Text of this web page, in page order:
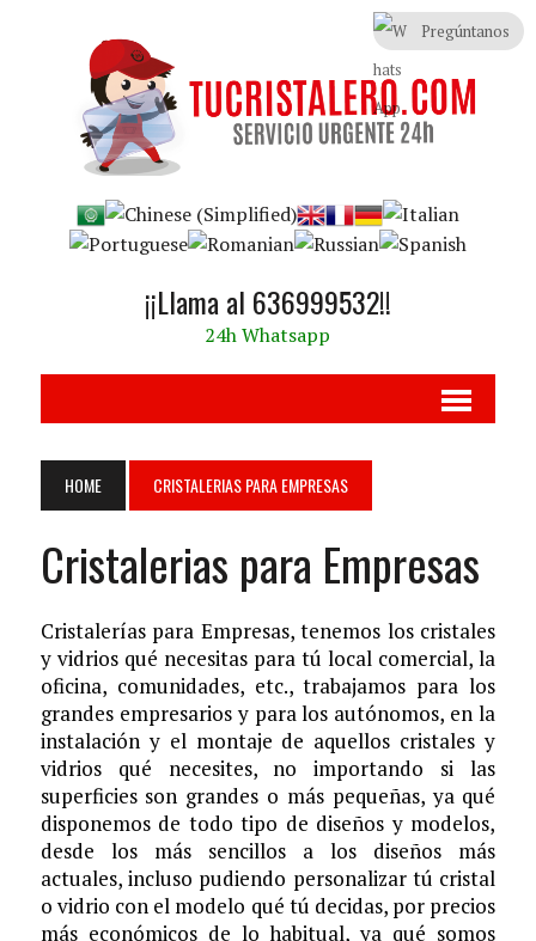
¡¡Llama al 636999532!!
24h Whatsapp
HOME CRISTALERIAS PARA EMPRESAS
Cristalerias para Empresas
Cristalerías para Empresas, tenemos los cristales
y vidrios qué necesitas para tú local comercial, la
oficina, comunidades, etc., trabajamos para los
grandes empresarios y para los autónomos, en la
instalación y el montaje de aquellos cristales y
vidrios qué necesites, no importando si las
superficies son grandes o más pequeñas, ya qué
disponemos de todo tipo de diseños y modelos,
desde los más sencillos a los diseños más
actuales, incluso pudiendo personalizar tú cristal
o vidrio con el modelo qué tú decidas, por precios
más económicos de lo habitual, ya qué somos
Pregúntanos